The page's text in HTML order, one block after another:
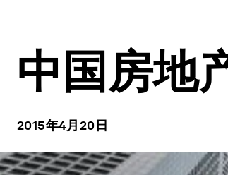
中国房地
2015年4月20日